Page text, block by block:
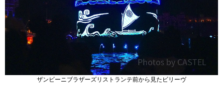
ザンビーニブラザーズリストランテ前から見たビリーヴ